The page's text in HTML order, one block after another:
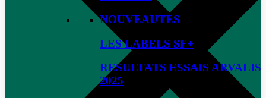
NOUVEAUTES
LES LABELS SF+
RESULTATS ESSAIS ARVALIS
2025